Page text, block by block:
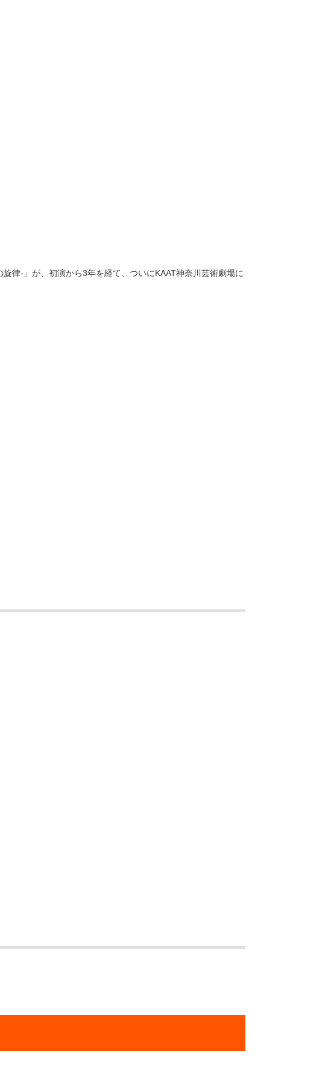
律-」が、初演から3年を経て、ついにKAAT神奈川芸術劇場に